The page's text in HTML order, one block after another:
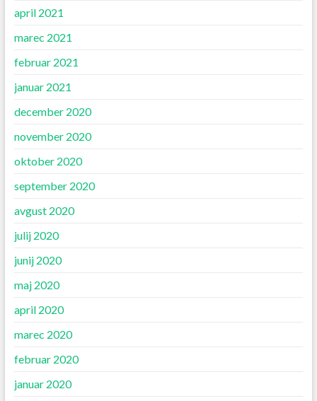
april 2021
marec 2021
februar 2021
januar 2021
december 2020
november 2020
oktober 2020
september 2020
avgust 2020
julij 2020
junij 2020
maj 2020
april 2020
marec 2020
februar 2020
januar 2020